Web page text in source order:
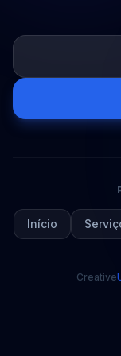
Início
Creative